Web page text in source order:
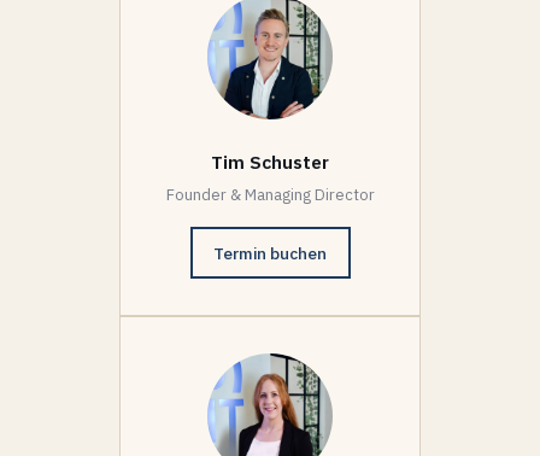
Tim Schuster
Founder & Managing Director
Termin buchen